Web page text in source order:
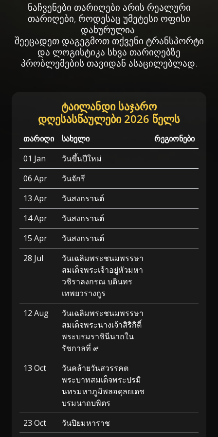
ნაჩვენები თარიღები არის რეალური
თარიღები, როდესაც უმეტესი ოფისი
დახურულია.
შეეცადეთ დაგეგმოთ თქვენი ტრანსპორტი
და ლოგისტიკა სხვა თარიღებზე
პრობლემების თავიდან ასაცილებლად.
ტაილანდი საჯარო
დღესასწაულები 2026 წელს
თარიღი სახელი
რეგიონები
01 Jan
วันขึ้นปีใหม่
06 Apr
วันจักรี
13 Apr
วันสงกรานต์
14 Apr
วันสงกรานต์
15 Apr
วันสงกรานต์
28 Jul
วันเฉลิมพระชนมพรรษา
สมเด็จพระเจ้าอยู่หัวมหา
วชิราลงกรณ บดินทร
เทพยวรางกูร
12 Aug
วันเฉลิมพระชนมพรรษา
สมเด็จพระนางเจ้าสิริกิติ์
พระบรมราชินีนาถใน
รัชกาลที่ ๙
13 Oct
วันคล้ายวันสวรรคต
พระบาทสมเด็จพระปรมิ
นทรมหาภูมิพลอดุลยเดช
บรมนาถบพิตร
23 Oct
วันปิยมหาราช